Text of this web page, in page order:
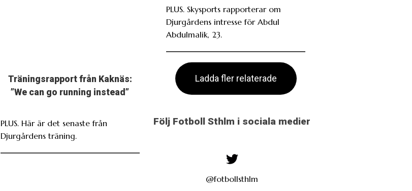
PLUS. Skysports rapporterar om
Djurgårdens intresse för Abdul
Abdulmalik, 23.
Träningsrapport från Kaknäs:
”We can go running instead”
PLUS. Här är det senaste från
Djurgårdens träning.
Ladda fler relaterade
Följ Fotboll Sthlm i sociala medier
@fotbollsthlm